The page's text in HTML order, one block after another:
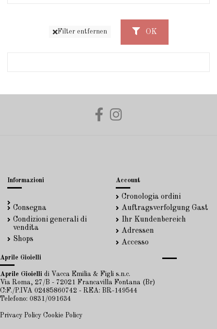
Filter entfernen OK
Informazioni
Consegna
Condizioni generali di
vendita
Shops
Account
Cronologia ordini
Auftragsverfolgung Gast
Ihr Kundenbereich
Adressen
Accesso
Aprile Gioielli
Aprile Gioielli di Vacca Emilia & Figli s.n.c.
Via Roma, 27/B - 72021 Francavilla Fontana (Br)
C:F./P.IVA 02485860742 - REA: BR-149544
Telefono: 0831/091634
Privacy Policy Cookie Policy